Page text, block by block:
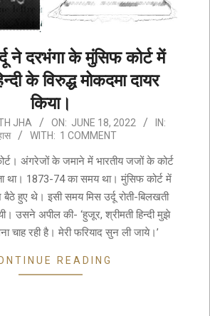
ने दरभंगा के मुंसिफ कोर्ट में
के विरुद्ध मोकदमा दायर
किया।
JHA ON: JUNE 18, 2022
IN:
WITH: 1 COMMENT
अंगरेजों के जमाने में भारतीय जजों के कोर्ट
था। 1873-74 का समय था। मुंसिफ कोर्ट में
हुए थे। इसी समय मिस उर्दू रोती-बिलखती
उसने अपील की- ‘हुजूर, श्रीमती हिन्दी मुझे
चाह रही है। मेरी फरियाद सुन ली जाये।ʼ
READING